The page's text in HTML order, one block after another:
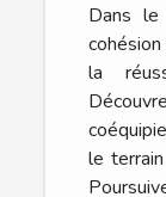
Dans
la
le